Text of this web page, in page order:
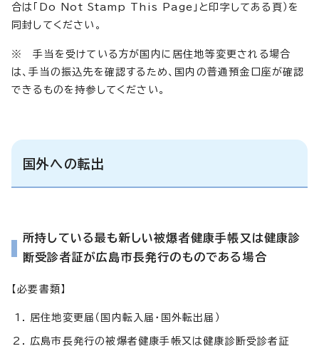
合は「Do Not Stamp This Page」と印字してある頁）を
同封してください。
※ 手当を受けている方が国内に居住地等変更される場合
は、手当の振込先を確認するため、国内の普通預金口座が確認
できるものを持参してください。
国外への転出
所持している最も新しい被爆者健康手帳又は健康診
断受診者証が広島市長発行のものである場合
【必要書類】
居住地変更届（国内転入届・国外転出届）
広島市長発行の被爆者健康手帳又は健康診断受診者証